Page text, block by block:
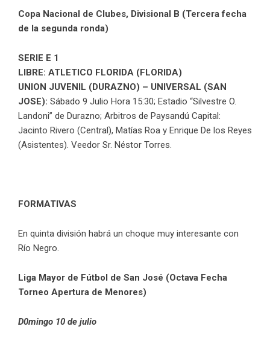
Copa Nacional de Clubes, Divisional B (Tercera fecha
de la segunda ronda)
SERIE E 1
LIBRE: ATLETICO FLORIDA (FLORIDA)
UNION JUVENIL (DURAZNO) – UNIVERSAL (SAN
JOSE): Sábado 9 Julio Hora 15:30; Estadio “Silvestre O.
Landoni” de Durazno; Arbitros de Paysandú Capital:
Jacinto Rivero (Central), Matías Roa y Enrique De los Reyes
(Asistentes). Veedor Sr. Néstor Torres.
FORMATIVAS
En quinta división habrá un choque muy interesante con
Río Negro.
Liga Mayor de Fútbol de San José (Octava Fecha
Torneo Apertura de Menores)
D0mingo 10 de julio